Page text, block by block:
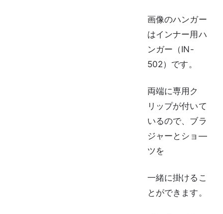
画像のハンガー
はインナー用ハ
ンガー（IN-
502）です。
両端に専用ク
リップが付いて
いるので、ブラ
ジャーとショ―
ツを
一緒に掛けるこ
とができます。